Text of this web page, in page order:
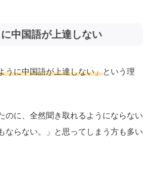
中国語が上達しない
うに中国語が上達しない」という理
のに、全然聞き取れるようにならない
ならない。」と思ってしまう方も多い